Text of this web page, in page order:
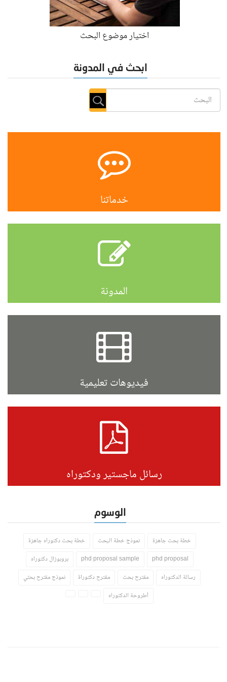
اختيار موضوع البحث
ابحث في المدونة
خدماتنا
المدونة
فيديوهات تعليمية
رسائل ماجستير ودكتوراه
الوسوم
خطة بحث جاهزة نموذج خطة البحث
خطة بحث دكتوراه جاهزة
phd proposal
phd proposal sample
بروبوزال دكتوراه
رسالة الدكتوراه
مقترح بحث مقترح دكتوراة
نموذج مقترح بحثي
أطروحة الدكتوراه